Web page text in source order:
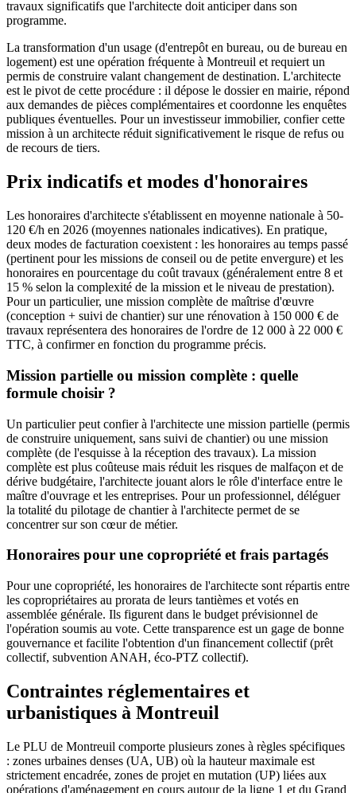
travaux significatifs que l'architecte doit anticiper dans son
programme.
La transformation d'un usage (d'entrepôt en bureau, ou de bureau en
logement) est une opération fréquente à Montreuil et requiert un
permis de construire valant changement de destination. L'architecte
est le pivot de cette procédure : il dépose le dossier en mairie, répond
aux demandes de pièces complémentaires et coordonne les enquêtes
publiques éventuelles. Pour un investisseur immobilier, confier cette
mission à un architecte réduit significativement le risque de refus ou
de recours de tiers.
Prix indicatifs et modes d'honoraires
Les honoraires d'architecte s'établissent en moyenne nationale à 50-
120 €/h en 2026 (moyennes nationales indicatives). En pratique,
deux modes de facturation coexistent : les honoraires au temps passé
(pertinent pour les missions de conseil ou de petite envergure) et les
honoraires en pourcentage du coût travaux (généralement entre 8 et
15 % selon la complexité de la mission et le niveau de prestation).
Pour un particulier, une mission complète de maîtrise d'œuvre
(conception + suivi de chantier) sur une rénovation à 150 000 € de
travaux représentera des honoraires de l'ordre de 12 000 à 22 000 €
TTC, à confirmer en fonction du programme précis.
Mission partielle ou mission complète : quelle
formule choisir ?
Un particulier peut confier à l'architecte une mission partielle (permis
de construire uniquement, sans suivi de chantier) ou une mission
complète (de l'esquisse à la réception des travaux). La mission
complète est plus coûteuse mais réduit les risques de malfaçon et de
dérive budgétaire, l'architecte jouant alors le rôle d'interface entre le
maître d'ouvrage et les entreprises. Pour un professionnel, déléguer
la totalité du pilotage de chantier à l'architecte permet de se
concentrer sur son cœur de métier.
Honoraires pour une copropriété et frais partagés
Pour une copropriété, les honoraires de l'architecte sont répartis entre
les copropriétaires au prorata de leurs tantièmes et votés en
assemblée générale. Ils figurent dans le budget prévisionnel de
l'opération soumis au vote. Cette transparence est un gage de bonne
gouvernance et facilite l'obtention d'un financement collectif (prêt
collectif, subvention ANAH, éco-PTZ collectif).
Contraintes réglementaires et
urbanistiques à Montreuil
Le PLU de Montreuil comporte plusieurs zones à règles spécifiques
: zones urbaines denses (UA, UB) où la hauteur maximale est
strictement encadrée, zones de projet en mutation (UP) liées aux
opérations d'aménagement en cours autour de la ligne 1 et du Grand